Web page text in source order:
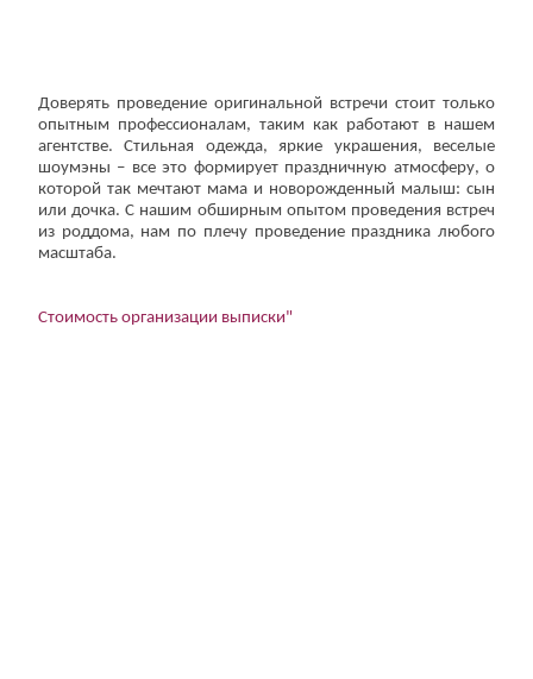
Доверять проведение оригинальной встречи стоит только
опытным профессионалам, таким как работают в нашем
агентстве. Стильная одежда, яркие украшения, веселые
шоумэны – все это формирует праздничную атмосферу, о
которой так мечтают мама и новорожденный малыш: сын
или дочка. С нашим обширным опытом проведения встреч
из роддома, нам по плечу проведение праздника любого
масштаба.
Стоимость организации выписки"